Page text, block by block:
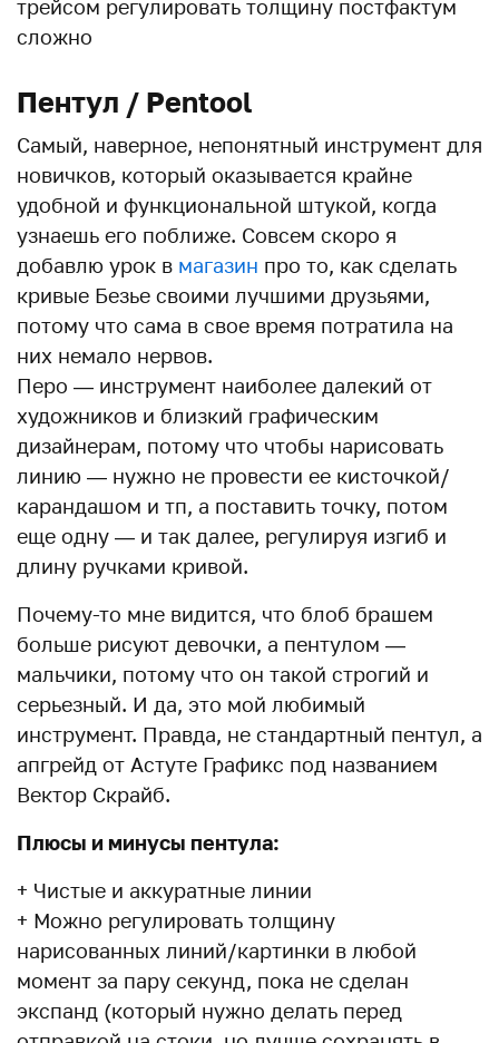
трейсом регулировать толщину постфактум
сложно
Пентул / Pentool
Самый, наверное, непонятный инструмент для
новичков, который оказывается крайне
удобной и функциональной штукой, когда
узнаешь его поближе. Совсем скоро я
добавлю урок в магазин про то, как сделать
кривые Безье своими лучшими друзьями,
потому что сама в свое время потратила на
них немало нервов.
Перо — инструмент наиболее далекий от
художников и близкий графическим
дизайнерам, потому что чтобы нарисовать
линию — нужно не провести ее кисточкой/
карандашом и тп, а поставить точку, потом
еще одну — и так далее, регулируя изгиб и
длину ручками кривой.
Почему-то мне видится, что блоб брашем
больше рисуют девочки, а пентулом —
мальчики, потому что он такой строгий и
серьезный. И да, это мой любимый
инструмент. Правда, не стандартный пентул, а
апгрейд от Астуте Графикс под названием
Вектор Скрайб.
Плюсы и минусы пентула:
+ Чистые и аккуратные линии
+ Можно регулировать толщину
нарисованных линий/картинки в любой
момент за пару секунд, пока не сделан
экспанд (который нужно делать перед